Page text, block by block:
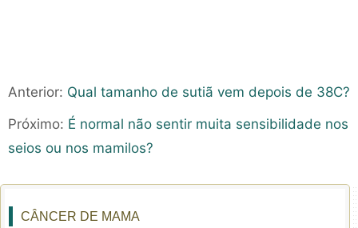
Anterior: Qual tamanho de sutiã vem depois de 38C?
Próximo: É normal não sentir muita sensibilidade nos
seios ou nos mamilos?
CÂNCER DE MAMA